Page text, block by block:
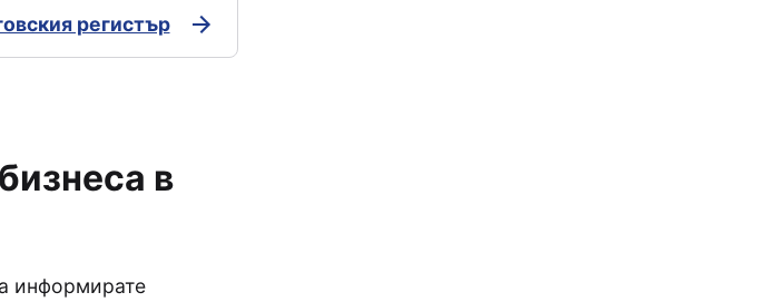
регистър
в
информирате